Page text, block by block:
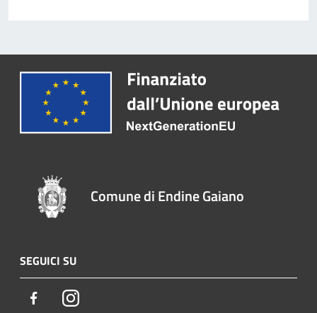
Comune di Endine Gaiano
SEGUICI SU
FacebookInstagram